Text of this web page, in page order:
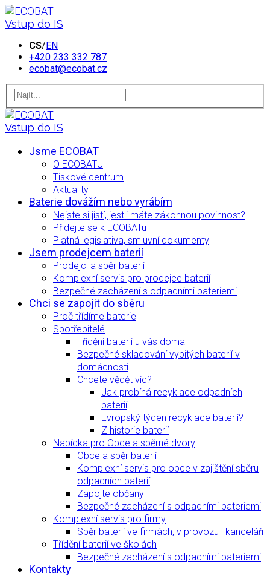
Vstup do IS
CS/EN
+420 233 332 787
ecobat@ecobat.cz
Vstup do IS
Jsme ECOBAT
O ECOBATU
Tiskové centrum
Aktuality
Baterie dovážím nebo vyrábím
Nejste si jistí, jestli máte zákonnou povinnost?
Přidejte se k ECOBATu
Platná legislativa, smluvní dokumenty
Jsem prodejcem baterií
Prodejci a sběr baterií
Komplexní servis pro prodejce baterií
Bezpečné zacházení s odpadními bateriemi
Chci se zapojit do sběru
Proč třídíme baterie
Spotřebitelé
Třídění baterií u vás doma
Bezpečné skladování vybitých baterií v
domácnosti
Chcete vědět víc?
Jak probíhá recyklace odpadních
baterií
Evropský týden recyklace baterií?
Z historie baterií
Nabídka pro Obce a sběrné dvory
Obce a sběr baterií
Komplexní servis pro obce v zajištění sběru
odpadních baterií
Zapojte občany
Bezpečné zacházení s odpadními bateriemi
Komplexní servis pro firmy
Sběr baterií ve firmách, v provozu i kanceláři
Třídění baterií ve školách
Bezpečné zacházení s odpadními bateriemi
Kontakty